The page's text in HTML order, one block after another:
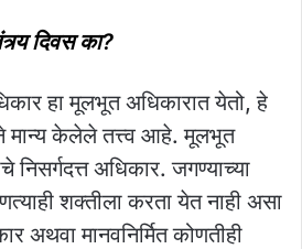
दिवस का?
हा मूलभूत अधिकारात येतो, हे
मान्य केलेले तत्त्व आहे. मूलभूत
अधिकार. जगण्याच्या
शक्तीला करता येत नाही असा
अथवा मानवनिर्मित कोणतीही